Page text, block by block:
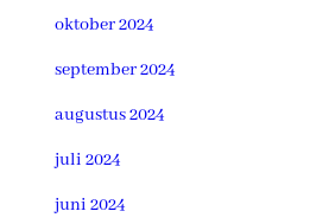
oktober 2024
september 2024
augustus 2024
juli 2024
juni 2024